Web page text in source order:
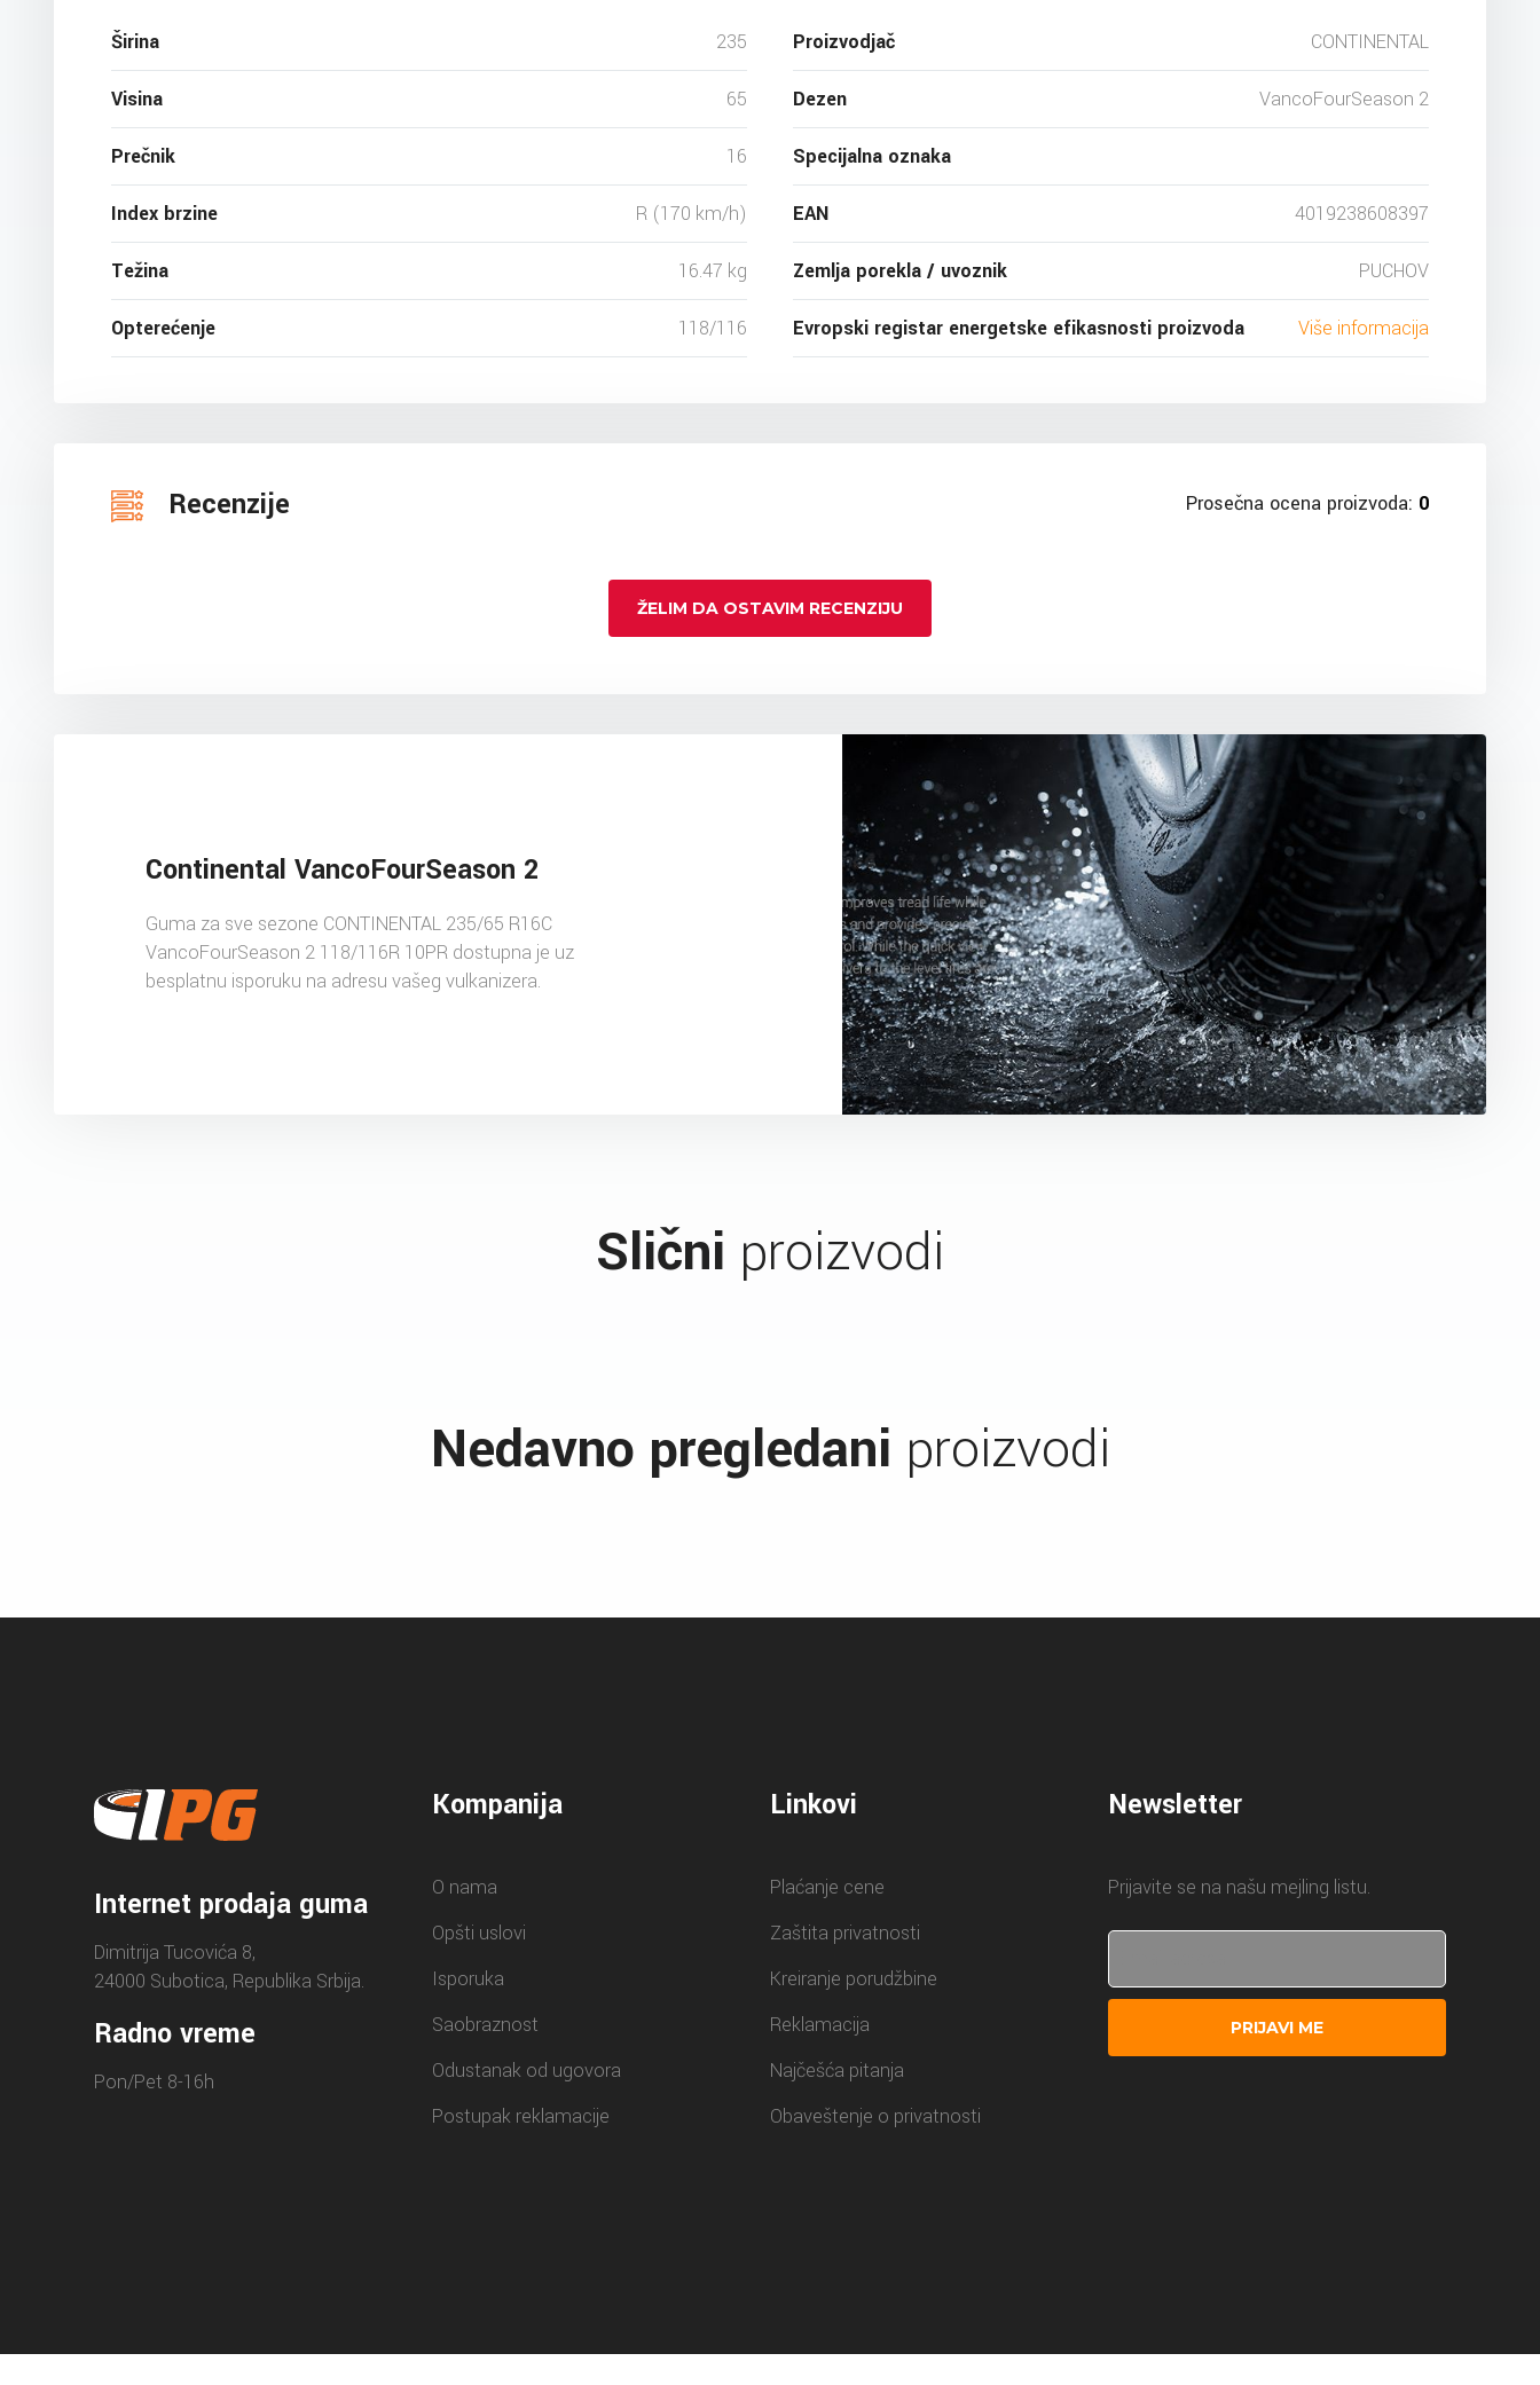
Širina 235
Visina 65
Prečnik 16
Index brzine R (170 km/h)
Težina 16.47 kg
Opterećenje 118/116
Proizvodjač CONTINENTAL
Dezen VancoFourSeason 2
Specijalna oznaka
EAN 4019238608397
Zemlja porekla / uvoznik PUCHOV
Evropski registar energetske efikasnosti proizvoda Više informacija
Recenzije Prosečna ocena proizvoda: 0
ŽELIM DA OSTAVIM RECENZIJU
Continental VancoFourSeason 2
Guma za sve sezone CONTINENTAL 235/65 R16C
VancoFourSeason 2 118/116R 10PR dostupna je uz
besplatnu isporuku na adresu vašeg vulkanizera.
Slični proizvodi
Nedavno pregledani proizvodi
Internet prodaja guma
Dimitrija Tucovića 8,
24000 Subotica, Republika Srbija.
Radno vreme
Pon/Pet 8-16h
Kompanija
O nama
Opšti uslovi
Isporuka
Saobraznost
Odustanak od ugovora
Postupak reklamacije
Linkovi
Plaćanje cene
Zaštita privatnosti
Kreiranje porudžbine
Reklamacija
Najčešća pitanja
Obaveštenje o privatnosti
Newsletter
Prijavite se na našu mejling listu.
PRIJAVI ME